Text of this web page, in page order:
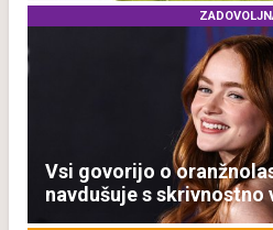
Vsi govorijo o
navdušuje s skrivnostno